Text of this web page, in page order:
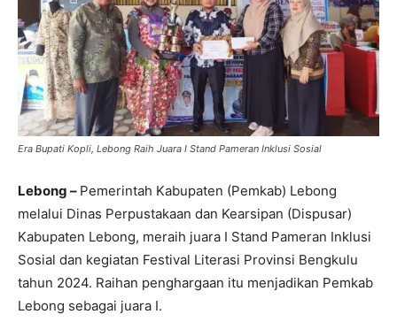
Era Bupati Kopli, Lebong Raih Juara I Stand Pameran Inklusi Sosial
Lebong – Pemerintah Kabupaten (Pemkab) Lebong
melalui Dinas Perpustakaan dan Kearsipan (Dispusar)
Kabupaten Lebong, meraih juara I Stand Pameran Inklusi
Sosial dan kegiatan Festival Literasi Provinsi Bengkulu
tahun 2024. Raihan penghargaan itu menjadikan Pemkab
Lebong sebagai juara I.